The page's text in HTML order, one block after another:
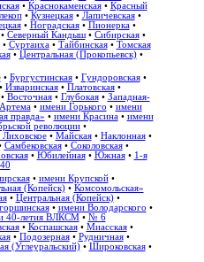
• Краснокаменская• Красный
• Кузнецкая• Лапичевская•
• Ноградская• Пионерка•
Северный Кандыш• Сибирская•
• Суртаиха• Тайбинская• Томская
• Центральная (Прокопьевск)•
• Бургустинская• Гундоровская•
Изваринская• Платовская•
Восточная• Глубокая• Западная-
• имени Горького • имени
правда» • имени Красина• имени
революции•
• Майская• Наклонная•
Самбековская• Соколовская•
• Юбилейная• Южная• 1-я
• имени Крупской•
(Копейск)• Комсомольская»
• Центральная (Копейск)•
• имени Володарского •
40-летия ВЛКСМ• № 6
• Коспашская• Миасская•
• Подозерная• Рудничная•
(Углеуральский)• Широковская•